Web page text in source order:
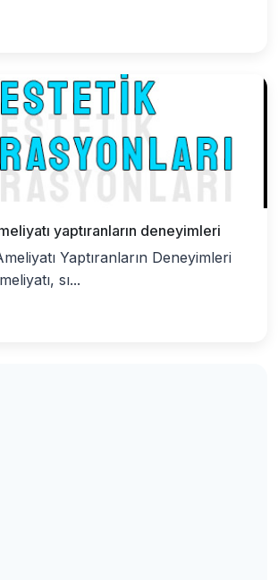
yaptıranların deneyimleri
Yaptıranların Deneyimleri
sı...